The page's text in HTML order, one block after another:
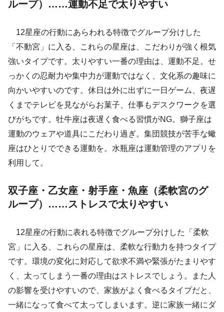
ループ）……運動不足で太りやすい
12星座の行動にあらわれる特徴でグループ分けした
「不動宮」に入る、これらの星座は、こだわりが強く根気
強いタイプです。太りやすい一番の理由は、運動不足。せ
っかくの忍耐力や集中力が運動ではなく、文化系の趣味に
向かいやすいのです。休日は外に出ずに一日ゲーム、夜遅
くまでテレビを見ながらお菓子、仕事もデスクワークを選
びがちです。牡牛座は夜遅く食べる習慣がNG。獅子座は
運動のウェアや道具にこだわり過ぎ。集団競技が苦手な蠍
座はひとりでできる運動を。水瓶座は運動管理のアプリを
利用して。
双子座・乙女座・射手座・魚座（柔軟宮のグ
ループ）……ストレスで太りやすい
12星座の行動に表れる特徴でグループ分けした「柔軟
宮」に入る、これらの星座は、柔軟な行動力を持つタイプ
です。環境の変化に対応して欲求不満や緊張がたまりやす
く、太ってしまう一番の理由はストレスでしょう。また人
の影響を受けやすいので、家族がよく食べるタイプだと、
一緒になって食べて太ってしまいます。逆に家族一緒にダ